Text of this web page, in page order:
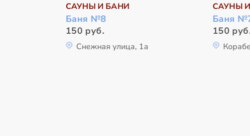
САУНЫ И БАНИ
Баня №8
150 руб.
Снежная улица, 1а
САУНЫ
Баня
150